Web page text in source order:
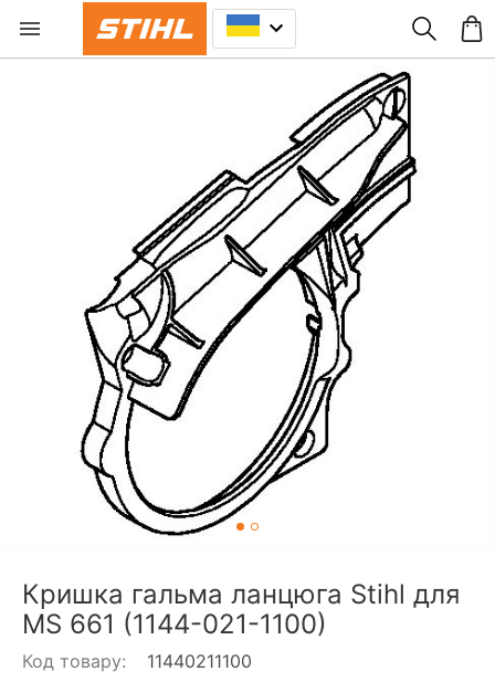
Кришка гальма ланцюга Stihl для
MS 661 (1144-021-1100)
Код товару: 11440211100